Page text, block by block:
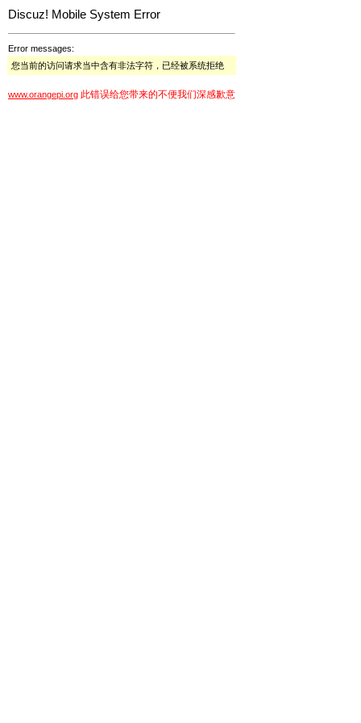
Discuz! Mobile System Error
Error messages:
您当前的访问请求当中含有非法字符，已经被系统拒绝
www.orangepi.org 此错误给您带来的不便我们深感歉意